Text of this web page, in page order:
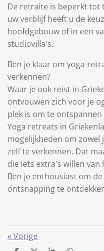
De retraite is beperkt tot
uw verblijf heeft u de
hoofdgebouw of in een
studiovilla's.
Ben je klaar om yoga-
verkennen?
Waar je ook reist in
ontvouwen zich voor je
plek is om te
Yoga retreats in
mogelijkheden om zowel
zelf te verkennen. Dat
die iets extra's willen van
Ben je enthousiast om
ontsnapping te
« Vorige